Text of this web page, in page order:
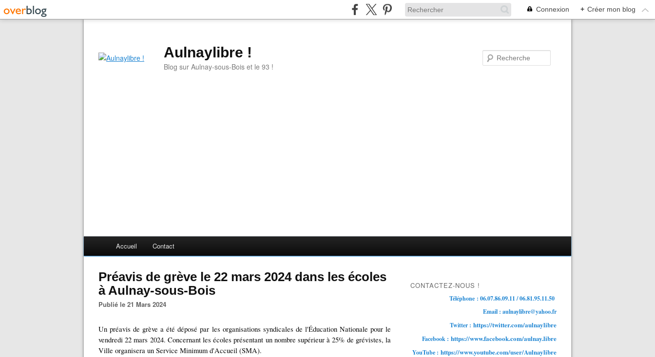
Connexion + Créer mon blog
Aulnaylibre !
Blog sur Aulnay-sous-Bois et le 93 !
Accueil Contact
Préavis de grève le 22 mars 2024 dans les écoles
à Aulnay-sous-Bois
Publié le 21 Mars 2024
Un préavis de grève a été déposé par les organisations syndicales de l'Éducation Nationale pour le
vendredi 22 mars 2024. Concernant les écoles présentant un nombre supérieur à 25% de grévistes, la
Ville organisera un Service Minimum d'Accueil (SMA).
CONTACTEZ-NOUS !
Téléphone : 06.07.86.09.11 / 06.81.95.11.50
Email : aulnaylibre@yahoo.fr
Twitter : https://twitter.com/aulnaylibre
Facebook : https://www.facebook.com/aulnay.libre
YouTube : https://www.youtube.com/user/Aulnaylibre